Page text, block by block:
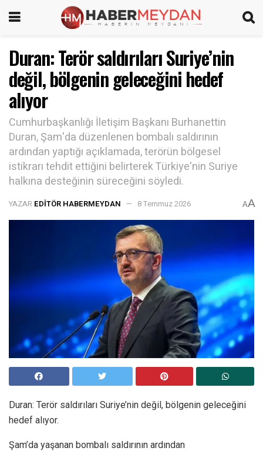
Duran: Terör saldırıları Suriye’nin
değil, bölgenin geleceğini hedef
alıyor
Cumhurbaşkanlığı İletişim Başkanı Burhanettin
Duran, Şam'da düzenlenen bombalı saldırının
ardından yaptığı açıklamada, terörün bölgesel
istikrarı tehdit ettiğini belirterek Türkiye'nin Suriye
halkına desteğinin süreceğini söyledi.
YAZAR EDITÖR HABERMEYDAN 8 Temmuz 2026 AA
Duran: Terör saldırıları Suriye’nin değil, bölgenin geleceğini
hedef alıyor.
Şam’da yaşanan bombalı saldırının ardından